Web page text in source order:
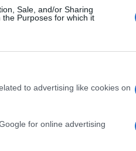
Sale, and/or Sharing
Purposes for which it
to advertising like cookies on
for online advertising
estructural del sector
adaptación, con una
siendo un
con
en las cotizaciones.